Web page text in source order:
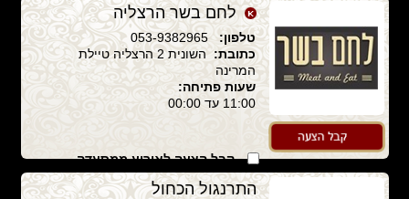
לחם בשר הרצליה
טלפון:053-9382965
כתובת:
השונית 2 הרצליה טיילת
המרינה
שעות פתיחה:
11:00 עד 00:00
קבל הצעה לאירוע ממסעדה
זו
התרנגול הכחול